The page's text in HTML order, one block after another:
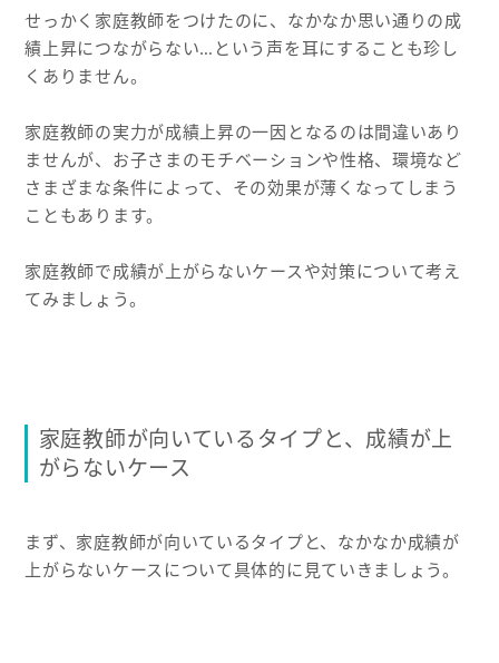
せっかく家庭教師をつけたのに、なかなか思い通りの成
績上昇につながらない…という声を耳にすることも珍し
くありません。
家庭教師の実力が成績上昇の一因となるのは間違いあり
ませんが、お子さまのモチベーションや性格、環境など
さまざまな条件によって、その効果が薄くなってしまう
こともあります。
家庭教師で成績が上がらないケースや対策について考え
てみましょう。
家庭教師が向いているタイプと、成績が上
がらないケース
まず、家庭教師が向いているタイプと、なかなか成績が
上がらないケースについて具体的に見ていきましょう。